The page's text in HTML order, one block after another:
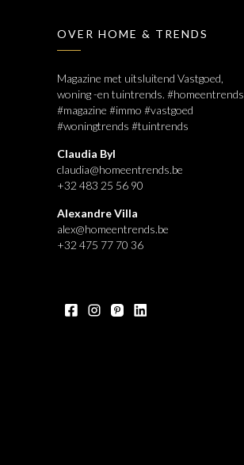
OVER HOME & TRENDS
Magazine met uitsluitend Vastgoed,
woning -en tuintrends. #homeentrends
#magazine #immo #vastgoed
#woningtrends #tuintrends
Claudia Byl
claudia@homeentrends.be
+32 483 25 56 90
Alexandre Villa
alex@homeentrends.be
+32 475 77 70 36